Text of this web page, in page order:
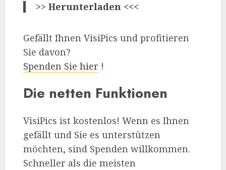
>>Herunterladen <<<
Gefällt Ihnen VisiPics und profitieren
Sie davon?
Spenden Sie hier !
Die netten Funktionen
VisiPics ist kostenlos! Wenn es Ihnen
gefällt und Sie es unterstützen
möchten, sind Spenden willkommen.
Schneller als die meisten